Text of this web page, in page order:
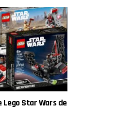
Lego Star Wars de